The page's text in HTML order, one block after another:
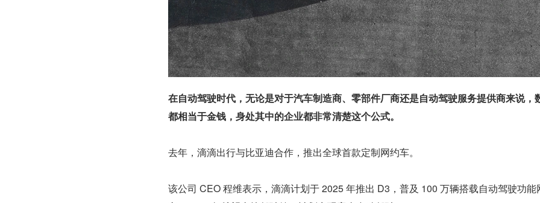
在自动驾驶时代，无论是对于汽车制造商、零部件厂商还是自动驾驶服务提供商来说，
都相当于金钱，身处其中的企业都非常清楚这个公式。
去年，滴滴出行与比亚迪合作，推出全球首款定制网约车。
该公司 CEO 程维表示，滴滴计划于 2025 年推出 D3，普及 100 万辆搭载自动驾驶功能